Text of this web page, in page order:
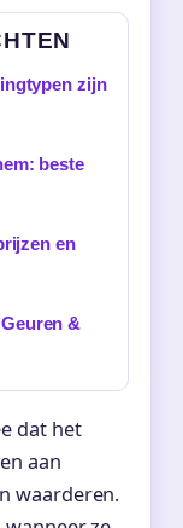
zijn
beste
en
&
dat het
aan
waarderen.